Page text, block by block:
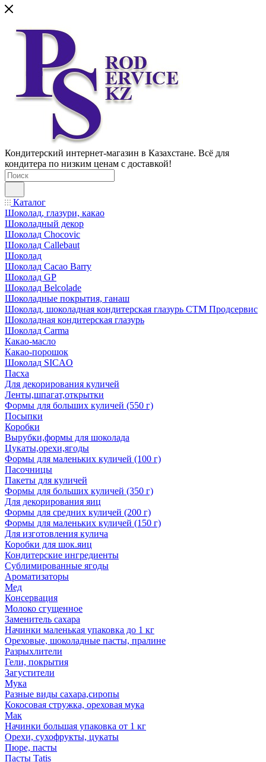
Кондитерский интернет-магазин в Казахстане. Всё для
кондитера по низким ценам с доставкой!
Каталог
Шоколад, глазури, какао
Шоколадный декор
Шоколад Chocovic
Шоколад Callebaut
Шоколад
Шоколад Cacao Barry
Шоколад GP
Шоколад Belcolade
Шоколадные покрытия, ганаш
Шоколад, шоколадная кондитерская глазурь СТМ Продсервис
Шоколадная кондитерская глазурь
Шоколад Carma
Какао-масло
Какао-порошок
Шоколад SICAO
Пасха
Для декорирования куличей
Ленты,шпагат,открытки
Формы для больших куличей (550 г)
Посыпки
Коробки
Вырубки,формы для шоколада
Цукаты,орехи,ягоды
Формы для маленьких куличей (100 г)
Пасочницы
Пакеты для куличей
Формы для больших куличей (350 г)
Для декорирования яиц
Формы для средних куличей (200 г)
Формы для маленьких куличей (150 г)
Для изготовления кулича
Коробки для шок.яиц
Кондитерские ингредиенты
Сублимированные ягоды
Ароматизаторы
Мед
Консервация
Молоко сгущенное
Заменитель сахара
Начинки маленькая упаковка до 1 кг
Ореховые, шоколадные пасты, пралине
Разрыхлители
Гели, покрытия
Загустители
Мука
Разные виды сахара,сиропы
Кокосовая стружка, ореховая мука
Мак
Начинки большая упаковка от 1 кг
Орехи, сухофрукты, цукаты
Пюре, пасты
Пасты Tatis